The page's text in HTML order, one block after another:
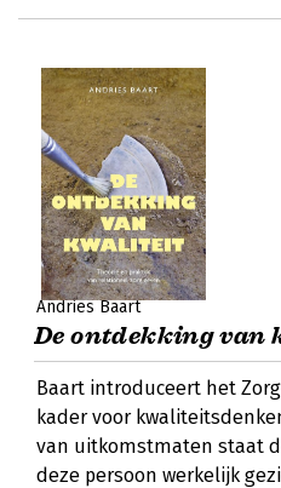
Andries Baart
De ontdekking
Baart introduceert het
kader voor
van uitkomstmaten staat
deze persoon werkelijk